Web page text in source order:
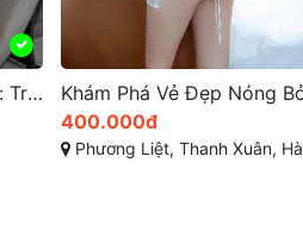
Gái Gọi Cao Cấp Hà Nội: Trải Nghiệm Tình Dục Hạng Sang
400.000đ
Phương Liệt, Thanh Xuân, Hà Nội